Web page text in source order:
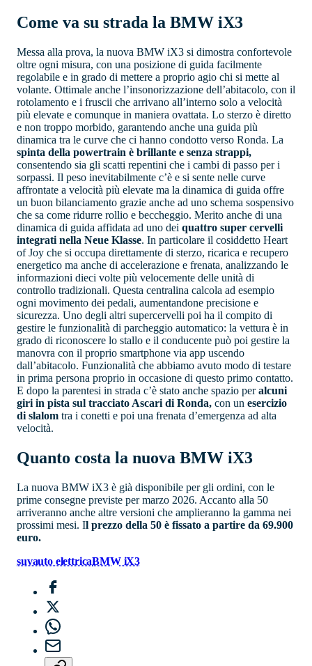
Come va su strada la BMW iX3
Messa alla prova, la nuova BMW iX3 si dimostra confortevole
oltre ogni misura, con una posizione di guida facilmente
regolabile e in grado di mettere a proprio agio chi si mette al
volante. Ottimale anche l’insonorizzazione dell’abitacolo, con il
rotolamento e i fruscii che arrivano all’interno solo a velocità
più elevate e comunque in maniera ovattata. Lo sterzo è diretto
e non troppo morbido, garantendo anche una guida più
dinamica tra le curve che ci hanno condotto verso Ronda. La
spinta della powertrain è brillante e senza strappi,
consentendo sia gli scatti repentini che i cambi di passo per i
sorpassi. Il peso inevitabilmente c’è e si sente nelle curve
affrontate a velocità più elevate ma la dinamica di guida offre
un buon bilanciamento grazie anche ad uno schema sospensivo
che sa come ridurre rollio e beccheggio. Merito anche di una
dinamica di guida affidata ad uno dei quattro super cervelli
integrati nella Neue Klasse. In particolare il cosiddetto Heart
of Joy che si occupa direttamente di sterzo, ricarica e recupero
energetico ma anche di accelerazione e frenata, analizzando le
informazioni dieci volte più velocemente delle unità di
controllo tradizionali. Questa centralina calcola ad esempio
ogni movimento dei pedali, aumentandone precisione e
sicurezza. Uno degli altri supercervelli poi ha il compito di
gestire le funzionalità di parcheggio automatico: la vettura è in
grado di riconoscere lo stallo e il conducente può poi gestire la
manovra con il proprio smartphone via app uscendo
dall’abitacolo. Funzionalità che abbiamo avuto modo di testare
in prima persona proprio in occasione di questo primo contatto.
E dopo la parentesi in strada c’è stato anche spazio peralcuni
giri in pista sul tracciato Ascari di Ronda, con un esercizio
di slalom tra i conetti e poi una frenata d’emergenza ad alta
velocità.
Quanto costa la nuova BMW iX3
La nuova BMW iX3 è già disponibile per gli ordini, con le
prime consegne previste per marzo 2026. Accanto alla 50
arriveranno anche altre versioni che amplieranno la gamma nei
prossimi mesi. Il prezzo della 50 è fissato a partire da 69.900
euro.
suvauto elettricaBMW iX3